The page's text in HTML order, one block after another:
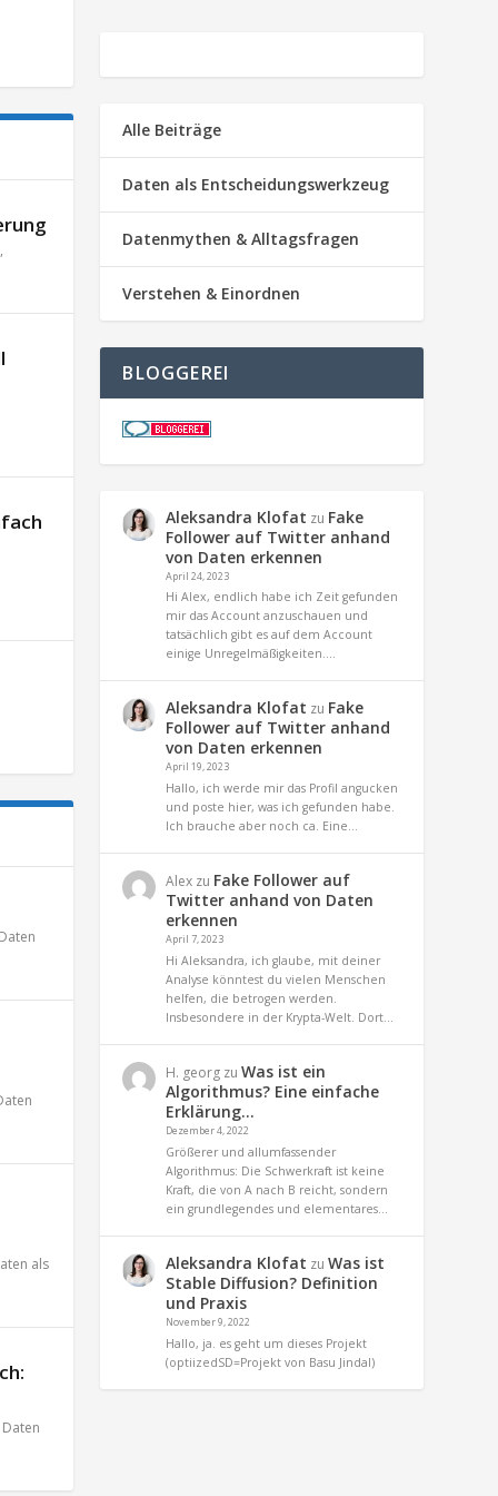
,
Daten
als
Daten
Alle Beiträge
Daten als Entscheidungswerkzeug
Datenmythen & Alltagsfragen
Verstehen & Einordnen
BLOGGEREI
Aleksandra Klofat zu Fake
Follower auf Twitter anhand
von Daten erkennen
April 24, 2023
Hi Alex, endlich habe ich Zeit gefunden
mir das Account anzuschauen und
tatsächlich gibt es auf dem Account
einige Unregelmäßigkeiten.…
Aleksandra Klofat zu Fake
Follower auf Twitter anhand
von Daten erkennen
April 19, 2023
Hallo, ich werde mir das Profil angucken
und poste hier, was ich gefunden habe.
Ich brauche aber noch ca. Eine…
Alex zu Fake Follower auf
Twitter anhand von Daten
erkennen
April 7, 2023
Hi Aleksandra, ich glaube, mit deiner
Analyse könntest du vielen Menschen
helfen, die betrogen werden.
Insbesondere in der Krypta-Welt. Dort…
H. georg zuWas ist ein
Algorithmus? Eine einfache
Erklärung…
Dezember 4, 2022
Größerer und allumfassender
Algorithmus: Die Schwerkraft ist keine
Kraft, die von A nach B reicht, sondern
ein grundlegendes und elementares…
Aleksandra Klofat zuWas ist
Stable Diffusion? Definition
und Praxis
November 9, 2022
Hallo, ja. es geht um dieses Projekt
(optiizedSD=Projekt von Basu Jindal)